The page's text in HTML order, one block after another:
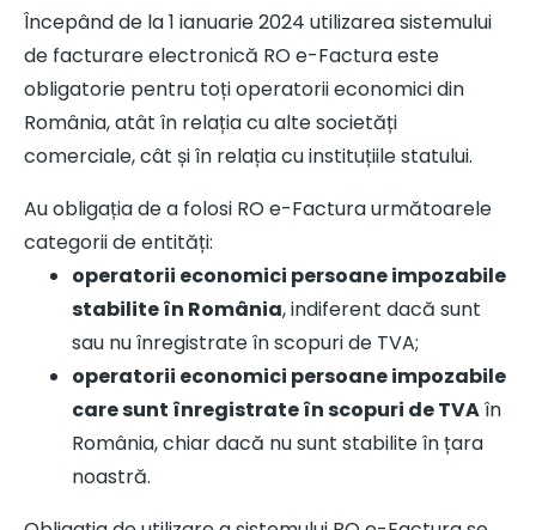
Începând de la 1 ianuarie 2024 utilizarea sistemului
de facturare electronică RO e-Factura este
obligatorie pentru toți operatorii economici din
România, atât în relația cu alte societăți
comerciale, cât și în relația cu instituțiile statului.
Au obligația de a folosi RO e-Factura următoarele
categorii de entități:
operatorii economici persoane impozabile
stabilite în România, indiferent dacă sunt
sau nu înregistrate în scopuri de TVA;
operatorii economici persoane impozabile
care sunt înregistrate în scopuri de TVAîn
România, chiar dacă nu sunt stabilite în țara
noastră.